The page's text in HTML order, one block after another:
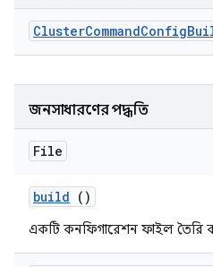
ClusterCommandConfig
জনসাধারণের পদ্ধতি
File
build ()
একটি কনফিগারেশন ফাইল তৈরি